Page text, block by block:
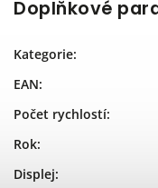
Doplňkové
Kategorie:
EAN:
Počet rychlostí:
Rok:
Displej: